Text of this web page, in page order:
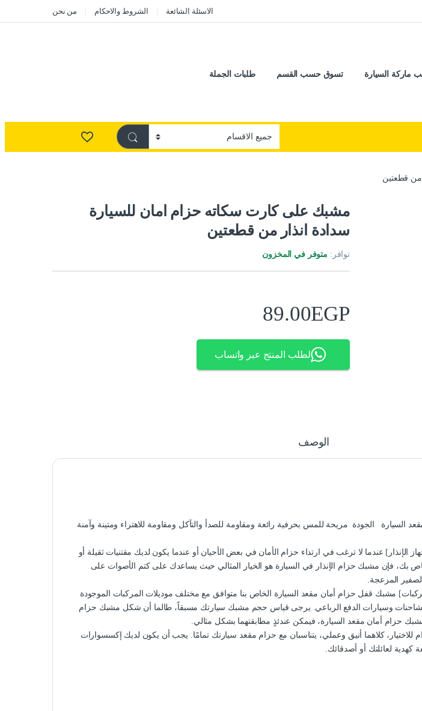
الاسئلة الشائعة الشروط والاحكام من نحن
السيارة تسوق حسب القسم طلبات الجملة
من قطعتين
مشبك على كارت سكاته حزام امان للسيارة
سدادة انذار من قطعتين
توافر: متوفر في المخزون
89.00EGP
لطلب المنتج عبر واتساب
الوصف
السيارة الجودة مريحة للمس بحرفية رائعة ومقاومة للصدأ والتآكل ومقاومة للاهتراء ومتينة وآمنة
الإنذار] عندما لا ترغب في ارتداء حزام الأمان في بعض الأحيان أو عندما يكون لديك مقتنيات ثقيلة أو
بك، فإن مشبك حزام الإنذار في السيارة هو الخيار المثالي حيث يساعدك على كتم الأصوات على
المزعجة.
مشبك قفل حزام أمان مقعد السيارة الخاص بنا متوافق مع مختلف موديلات المركبات الموجودة
وسيارات الدفع الرباعي. يرجى قياس حجم مشبك سيارتك مسبقاً، طالما أن شكل مشبك حزام
حزام أمان مقعد السيارة، فيمكن عندئذٍ مطابقتهما بشكل مثالي.
كلاهما أنيق وعملي، يتناسبان مع حزام مقعد سيارتك تمامًا. يجب أن يكون لديك إكسسوارات
كهدية لعائلتك أو أصدقائك.